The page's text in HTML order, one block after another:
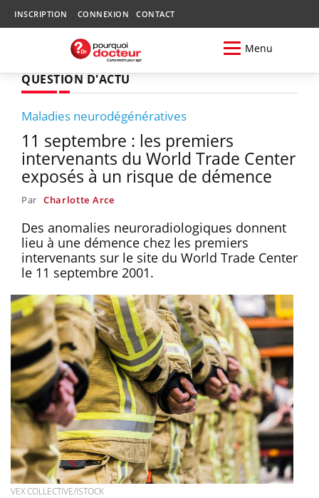
INSCRIPTION CONNEXION CONTACT
Menu
QUESTION D'ACTU
Maladies neurodégénératives
11 septembre : les premiers
intervenants du World Trade Center
exposés à un risque de démence
Par Charlotte Arce
Des anomalies neuroradiologiques donnent
lieu à une démence chez les premiers
intervenants sur le site du World Trade Center
le 11 septembre 2001.
VEX COLLECTIVE/ISTOCK